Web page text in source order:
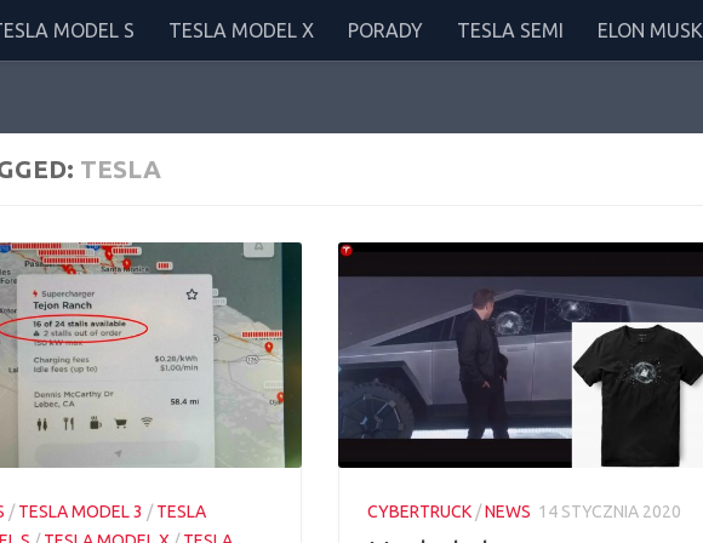
MODEL S TESLA MODEL X PORADY TESLA SEMI ELON MUSK
TESLA
/TESLA MODEL 3 /TESLA
CYBERTRUCK /NEWS 14 STYCZNIA 2020